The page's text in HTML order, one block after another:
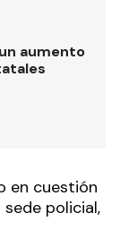
aumento
en cuestión
policial,